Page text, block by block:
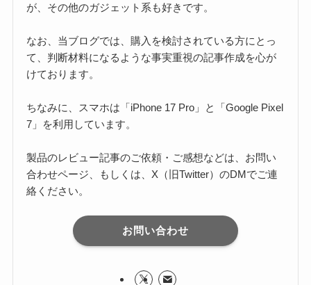
が、その他のガジェット系も好きです。
なお、当ブログでは、購入を検討されている方にとっ
て、判断材料になるような事実重視の記事作成を心が
けております。
ちなみに、スマホは「iPhone 17 Pro」と「Google Pixel
7」を利用しています。
製品のレビュー記事のご依頼・ご感想などは、お問い
合わせページ、もしくは、X（旧Twitter）のDMでご連
絡ください。
お問い合わせ